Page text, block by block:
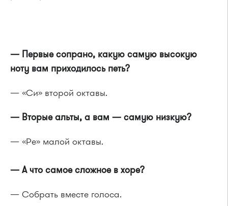
— Первые сопрано, какую самую высокую
ноту вам приходилось петь?
— «Си» второй октавы.
— Вторые альты, а вам — самую низкую?
— «Ре» малой октавы.
— А что самое сложное в хоре?
— Собрать вместе голоса.